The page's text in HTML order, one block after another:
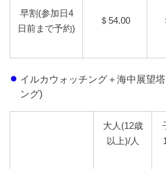
早割(参加日4
日前まで予約)
＄54.00
イルカウォッチング＋海中展望
ング)
大人(12歳
以上)/人